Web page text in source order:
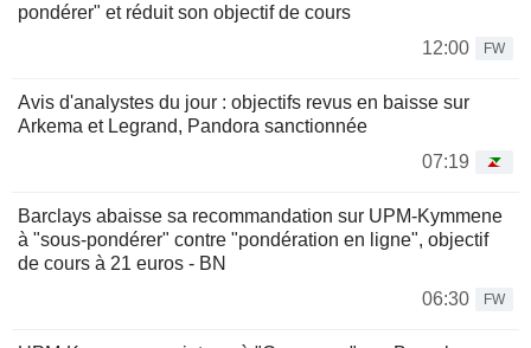
pondérer" et réduit son objectif de cours
12:00
FW
Avis d'analystes du jour : objectifs revus en baisse sur
Arkema et Legrand, Pandora sanctionnée
07:19
Barclays abaisse sa recommandation sur UPM-Kymmene
à "sous-pondérer" contre "pondération en ligne", objectif
de cours à 21 euros - BN
06:30
FW